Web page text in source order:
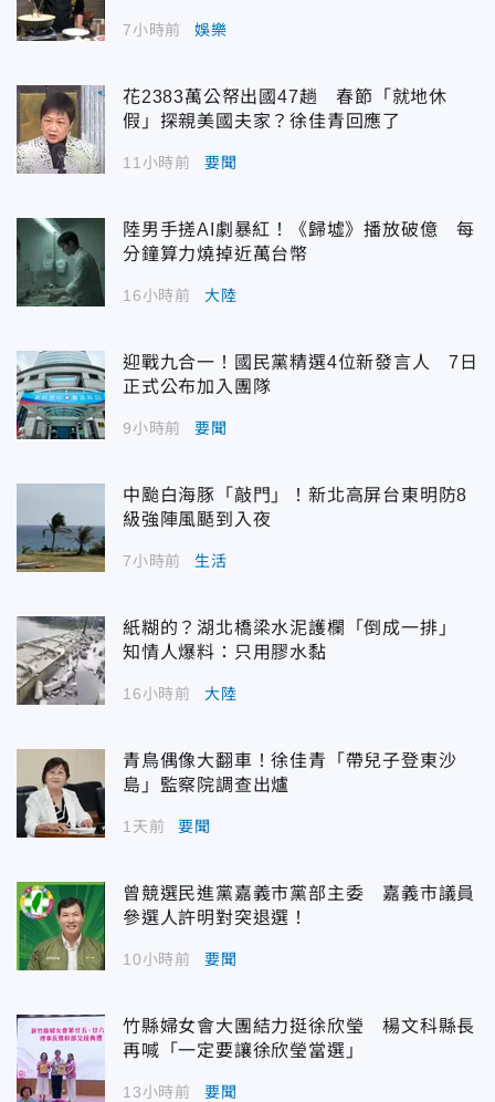
7小時前 娛樂
花2383萬公帑出國47趟 春節「就地休
假」探親美國夫家？徐佳青回應了
11小時前 要聞
陸男手搓AI劇暴紅！《歸墟》播放破億 每
分鐘算力燒掉近萬台幣
16小時前 大陸
迎戰九合一！國民黨精選4位新發言人 7日
正式公布加入團隊
9小時前 要聞
中颱白海豚「敲門」！新北高屏台東明防8
級強陣風颳到入夜
7小時前 生活
紙糊的？湖北橋梁水泥護欄「倒成一排」
知情人爆料：只用膠水黏
16小時前 大陸
青鳥偶像大翻車！徐佳青「帶兒子登東沙
島」監察院調查出爐
1天前 要聞
曾競選民進黨嘉義市黨部主委 嘉義市議員
參選人許明對突退選！
10小時前 要聞
竹縣婦女會大團結力挺徐欣瑩 楊文科縣長
再喊「一定要讓徐欣瑩當選」
13小時前 要聞